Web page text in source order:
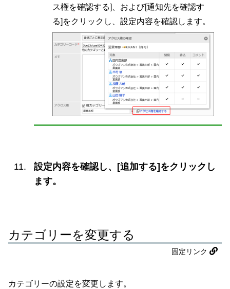
ス権を確認する]、および[通知先を確認す
る]をクリックし、設定内容を確認します。
設定内容を確認し、[追加する]をクリックし
ます。
カテゴリーを変更する
固定リンク
カテゴリーの設定を変更します。